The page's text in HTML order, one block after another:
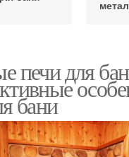
металла
бани
печи для
бани